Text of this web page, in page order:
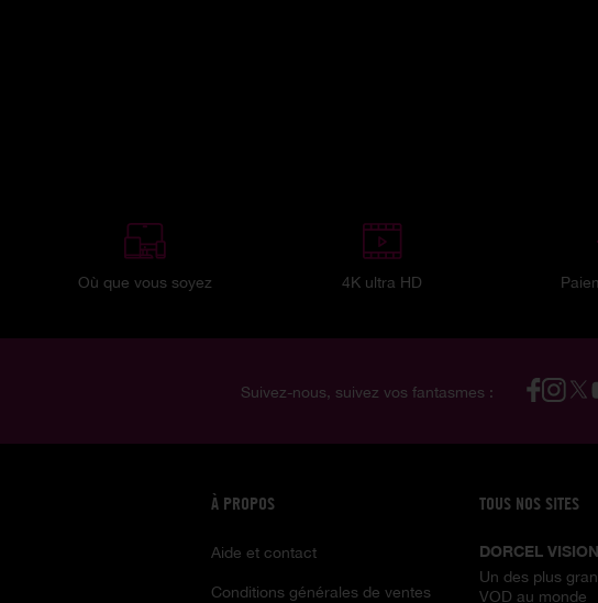
Où que vous soyez 4K ultra HD
Suivez-nous, suivez vos fantasmes :
À PROPOS
Aide et contact
Conditions générales de ventes
TOUS NOS SITES
DORCEL VISION
Un des plus
VOD au monde